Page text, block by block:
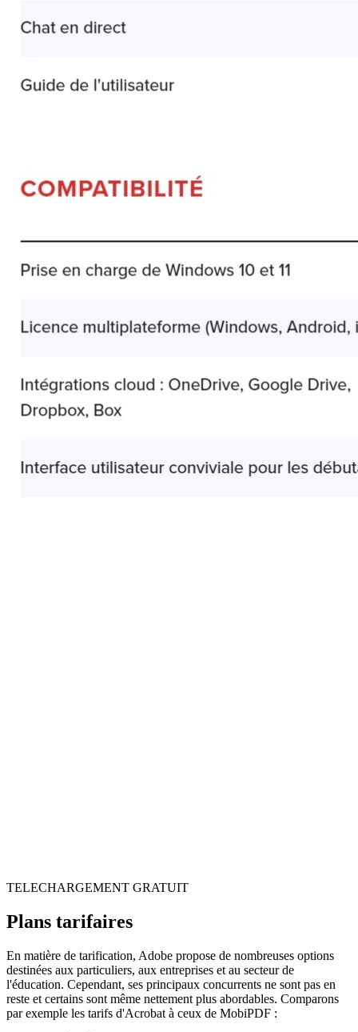
TELECHARGEMENT GRATUIT
Plans tarifaires
En matière de tarification, Adobe propose de nombreuses options
destinées aux particuliers, aux entreprises et au secteur de
l'éducation. Cependant, ses principaux concurrents ne sont pas en
reste et certains sont même nettement plus abordables. Comparons
par exemple les tarifs d'Acrobat à ceux de MobiPDF :